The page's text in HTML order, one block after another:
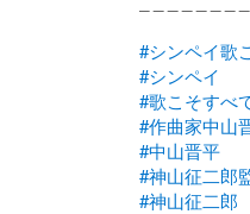
#シンペイ歌
#シンペイ
#歌こそすべ
#作曲家中山
#中山晋平
#神山征二郎
#神山征二郎